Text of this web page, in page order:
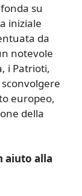
su
iniziale
da
notevole
i Patrioti,
europeo,
della
aiuto alla